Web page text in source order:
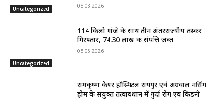
Uncategorized 05.08.2026
Uncategorized
114 किलो गांजे के साथ तीन अंतरराज्यीय तस्कर
गिरफ्तार, 74.30 लाख की संपत्ति जब्त
05.08.2026
रामकृष्ण केयर हॉस्पिटल रायपुर एवं अग्रवाल नर्सिंग
होम के संयुक्त तत्वावधान में गुर्दा रोग एवं किडनी